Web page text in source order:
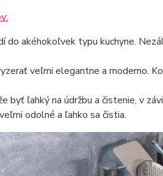
do akéhokoľvek typu kuchyne.
veľmi elegantne a moderno.
byť ľahký na údržbu a čistenie, v
odolné a ľahko sa čistia.